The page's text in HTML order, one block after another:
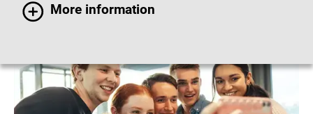
More information